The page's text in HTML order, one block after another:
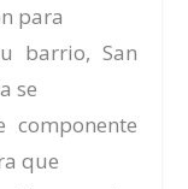
para
barrio, San
se
componente
que